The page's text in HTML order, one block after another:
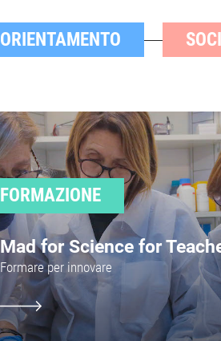
ORIENTAMENTO
FORMAZIONE
Mad for Science for
Formare per innovare